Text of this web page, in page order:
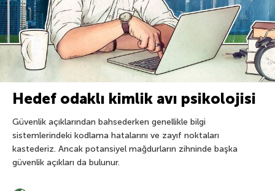
Hedef odaklı kimlik avı psikolojisi
Güvenlik açıklarından bahsederken genellikle bilgi
sistemlerindeki kodlama hatalarını ve zayıf noktaları
kastederiz. Ancak potansiyel mağdurların zihninde başka
güvenlik açıkları da bulunur.